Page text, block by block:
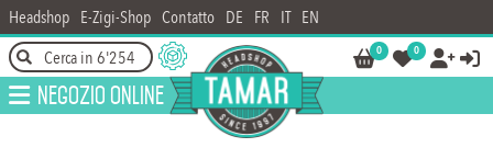
Headshop E-Zigi-Shop Contatto DE FR IT EN
0 0  
Negozio online